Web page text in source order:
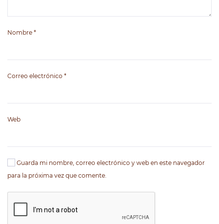
Nombre *
Correo electrónico *
Web
Guarda mi nombre, correo electrónico y web en este navegador
para la próxima vez que comente.